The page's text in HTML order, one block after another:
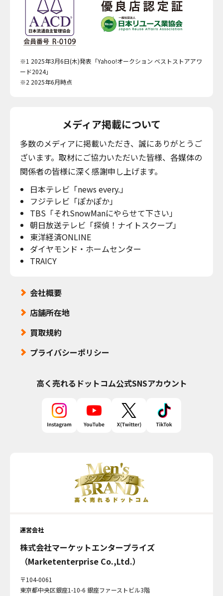
※1 2025年3月6日(木)発表「Yahoo!オークション ベストストアアワ
ード2024」
※2 2025年6月時点
メディア掲載について
多数のメディアに掲載いただき、誠にありがとうご
ざいます。取材にご協力いただいた皆様、各媒体の
関係者の皆様に深く感謝申し上げます。
日本テレビ「news every.」
フジテレビ「ぽかぽか」
TBS「それSnowManにやらせて下さい」
朝日放送テレビ「探偵！ナイトスクープ」
東洋経済ONLINE
ダイヤモンド・ホームセンター
TRAICY
会社概要
店舗所在地
買取規約
プライバシーポリシー
高く売れるドットコム公式SNSアカウント
運営会社
株式会社マーケットエンタープライズ
（Marketenterprise Co.,Ltd.）
〒104-0061
東京都中央区銀座1-10-6 銀座ファーストビル3階